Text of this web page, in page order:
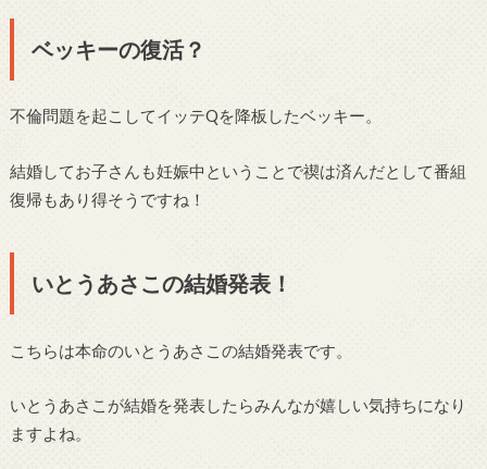
ベッキーの復活？
不倫問題を起こしてイッテQを降板したベッキー。
結婚してお子さんも妊娠中ということで禊は済んだとして番組
復帰もあり得そうですね！
いとうあさこの結婚発表！
こちらは本命のいとうあさこの結婚発表です。
いとうあさこが結婚を発表したらみんなが嬉しい気持ちになり
ますよね。